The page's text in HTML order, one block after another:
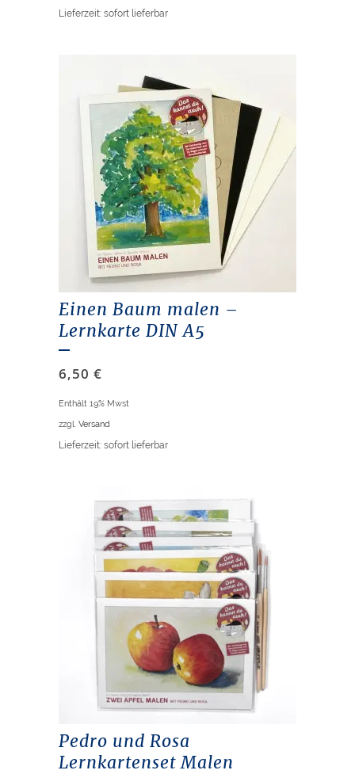
Lieferzeit: sofort lieferbar
Einen Baum malen –
Lernkarte DIN A5
6,50 €
Enthält 19% Mwst
zzgl. Versand
Lieferzeit: sofort lieferbar
Pedro und Rosa
Lernkartenset Malen